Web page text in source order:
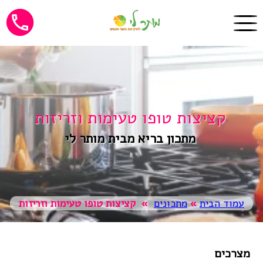
קציצות טופו טעימות וזריזות
מתכון בריא מבית מותר לי
עמוד הבית » מתכונים » קציצות טופו טעימות וזריזות